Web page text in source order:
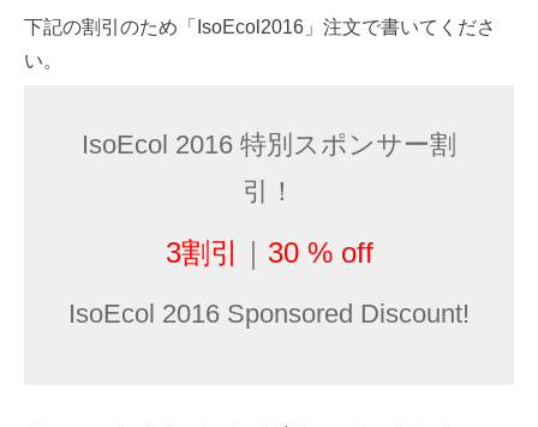
下記の割引のため「IsoEcol2016」注文で書いてくださ
い。
IsoEcol 2016 特別スポンサー割
引！
3割引 30 % off
IsoEcol 2016 Sponsored Discount!